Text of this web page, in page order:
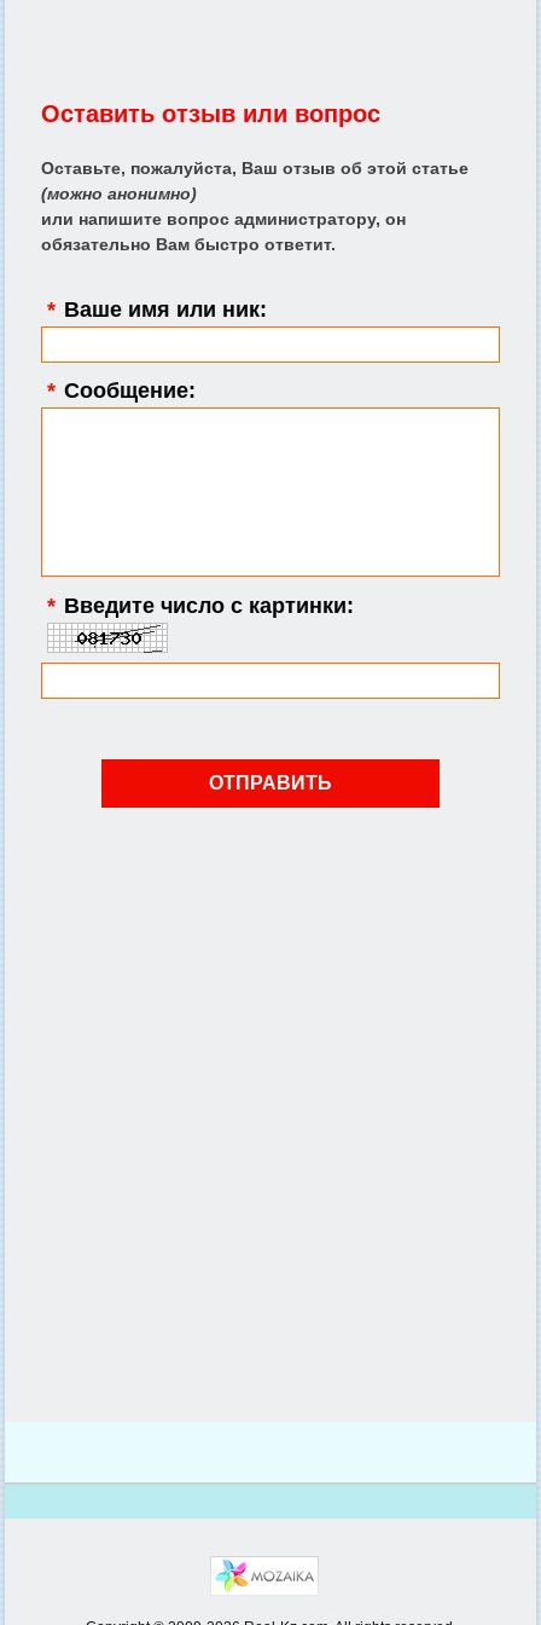
Оставить отзыв или вопрос
Оставьте, пожалуйста, Ваш отзыв об этой статье
(можно анонимно)
или напишите вопрос администратору, он
обязательно Вам быстро ответит.
* Ваше имя или ник:
* Сообщение:
* Введите число с картинки: